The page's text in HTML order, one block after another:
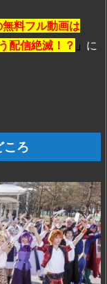
料フル動画は
配信絶滅！？ 」 に
ころ